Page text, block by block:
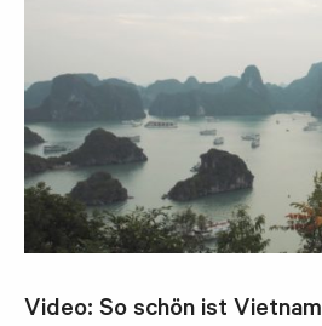
Video: So schön ist Vietnam